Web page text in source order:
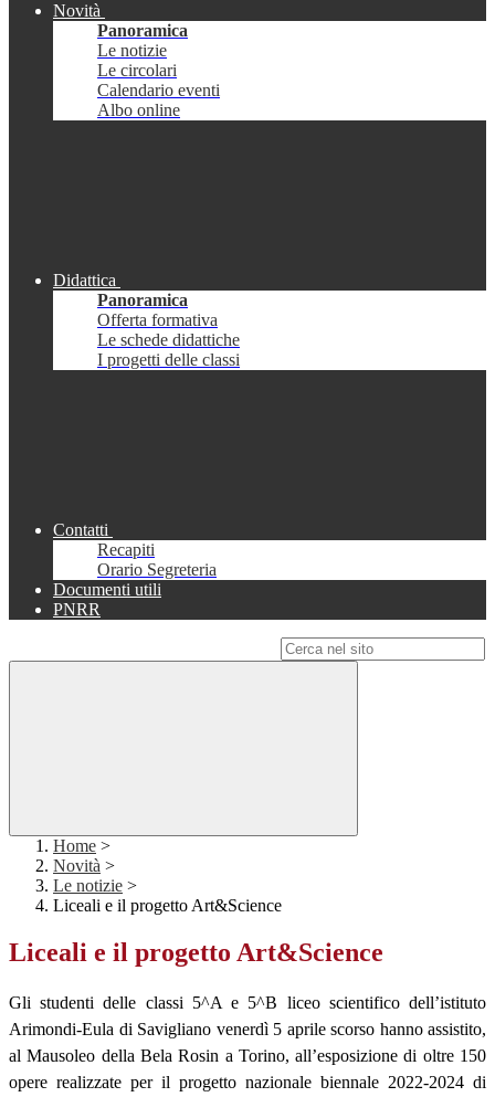
Novità
Panoramica
Le notizie
Le circolari
Calendario eventi
Albo online
Didattica
Panoramica
Offerta formativa
Le schede didattiche
I progetti delle classi
Contatti
Recapiti
Orario Segreteria
Documenti utili
PNRR
Home >
Novità >
Le notizie >
Liceali e il progetto Art&Science
Liceali e il progetto Art&Science
Gli studenti delle classi 5^A e 5^B liceo scientifico dell’istituto
Arimondi-Eula di Savigliano venerdì 5 aprile scorso hanno assistito,
al Mausoleo della Bela Rosin a Torino, all’esposizione di oltre 150
opere realizzate per il progetto nazionale biennale 2022-2024 di